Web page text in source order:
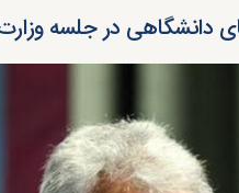
دانشگاهی در جلسه وزارت